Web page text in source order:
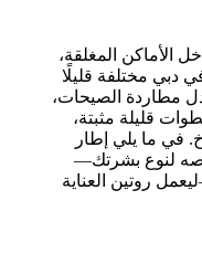
الأماكن المغلقة،
في دبي مختلفة قليلًا
مطاردة الصيحات،
قليلة مثبتة،
في ما يلي إطار
لنوع بشرتك—
روتين العناية